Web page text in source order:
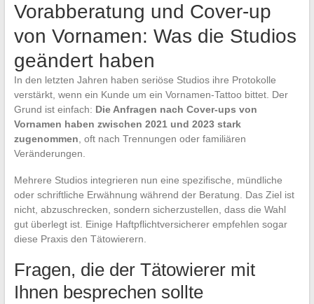
Vorabberatung und Cover-up
von Vornamen: Was die Studios
geändert haben
In den letzten Jahren haben seriöse Studios ihre Protokolle
verstärkt, wenn ein Kunde um ein Vornamen-Tattoo bittet. Der
Grund ist einfach: Die Anfragen nach Cover-ups von
Vornamen haben zwischen 2021 und 2023 stark
zugenommen, oft nach Trennungen oder familiären
Veränderungen.
Mehrere Studios integrieren nun eine spezifische, mündliche
oder schriftliche Erwähnung während der Beratung. Das Ziel ist
nicht, abzuschrecken, sondern sicherzustellen, dass die Wahl
gut überlegt ist. Einige Haftpflichtversicherer empfehlen sogar
diese Praxis den Tätowierern.
Fragen, die der Tätowierer mit
Ihnen besprechen sollte